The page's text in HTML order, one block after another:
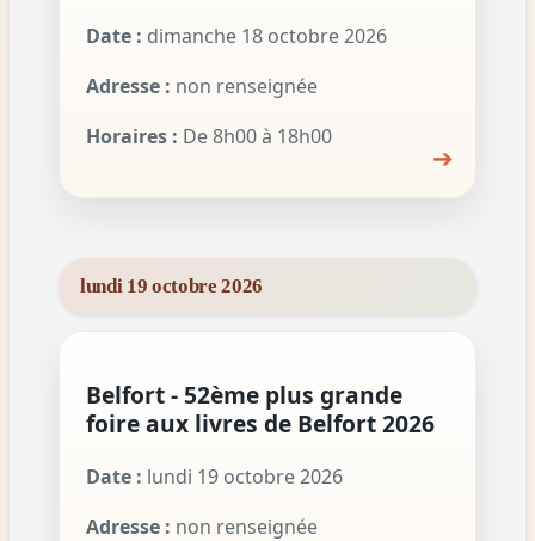
Date : dimanche 18 octobre 2026
Adresse : non renseignée
Horaires : De 8h00 à 18h00
➔
lundi 19 octobre 2026
Belfort - 52ème plus grande
foire aux livres de Belfort 2026
Date : lundi 19 octobre 2026
Adresse : non renseignée